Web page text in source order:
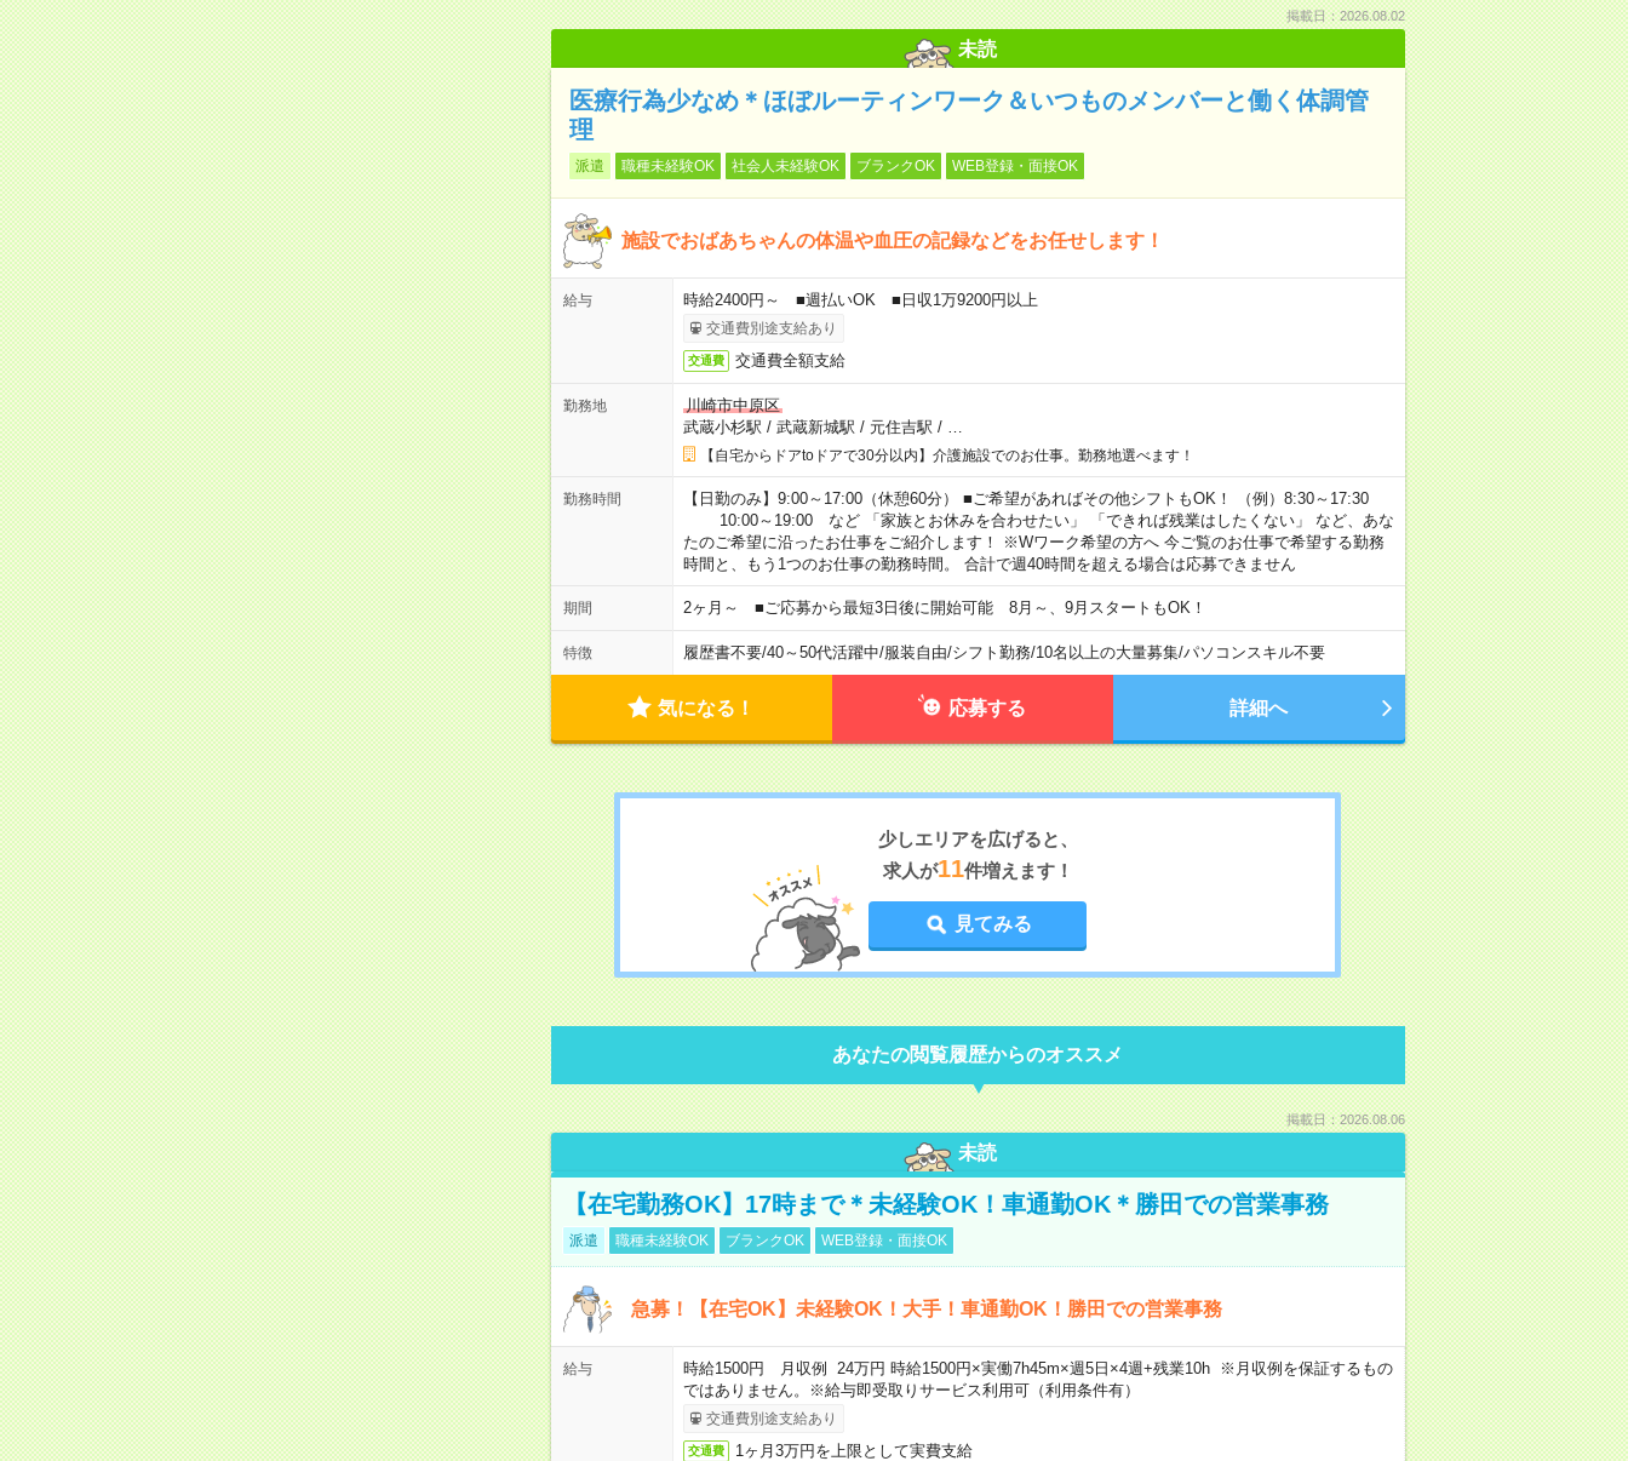
掲載日：2026.08.02
未読
医療行為少なめ＊ほぼルーティンワーク＆いつものメンバーと働く体調管
理
派遣 職種未経験OK 社会人未経験OK ブランクOK WEB登録・面接OK
施設でおばあちゃんの体温や血圧の記録などをお任せします！
給与 時給2400円～ ■週払いOK ■日収1万9200円以上
交通費別途支給あり
交通費 交通費全額支給
勤務地
川崎市中原区
武蔵小杉駅 / 武蔵新城駅 / 元住吉駅 /
【自宅からドアtoドアで30分以内】介護施設でのお仕事。勤務地選べます！
勤務時間
【日勤のみ】9:00～17:00（休憩60分） ■ご希望があればその他シフトもOK！ （例）8:30～17:30
10:00～19:00 など 「家族とお休みを合わせたい」 「できれば残業はしたくない」 など、あな
たのご希望に沿ったお仕事をご紹介します！ ※Wワーク希望の方へ 今ご覧のお仕事で希望する勤務
時間と、もう1つのお仕事の勤務時間。 合計で週40時間を超える場合は応募できません
期間 2ヶ月～ ■ご応募から最短3日後に開始可能 8月～、9月スタートもOK！
特徴 履歴書不要/40～50代活躍中/服装自由/シフト勤務/10名以上の大量募集/パソコンスキル不要
気になる！ 応募する 詳細へ
少しエリアを広げると、
求人が11件増えます！
見てみる
あなたの閲覧履歴からのオススメ
掲載日：2026.08.06
未読
【在宅勤務OK】17時まで＊未経験OK！車通勤OK＊勝田での営業事務
派遣 職種未経験OK ブランクOK WEB登録・面接OK
急募！【在宅OK】未経験OK！大手！車通勤OK！勝田での営業事務
給与
時給1500円 月収例 24万円 時給1500円×実働7h45m×週5日×4週+残業10h ※月収例を保証するもの
ではありません。※給与即受取りサービス利用可（利用条件有）
交通費別途支給あり
交通費 1ヶ月3万円を上限として実費支給